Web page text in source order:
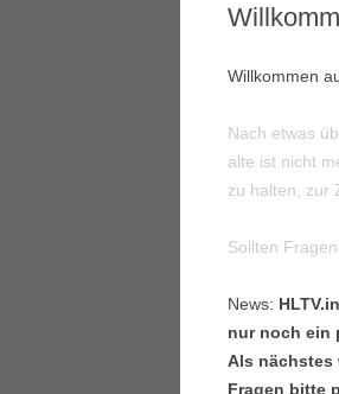
Willkommen
Nach etwas
alte ist nicht
zu halten, zur
Sollten
News:
nur noch ein
Als nächstes
Fragen bitte